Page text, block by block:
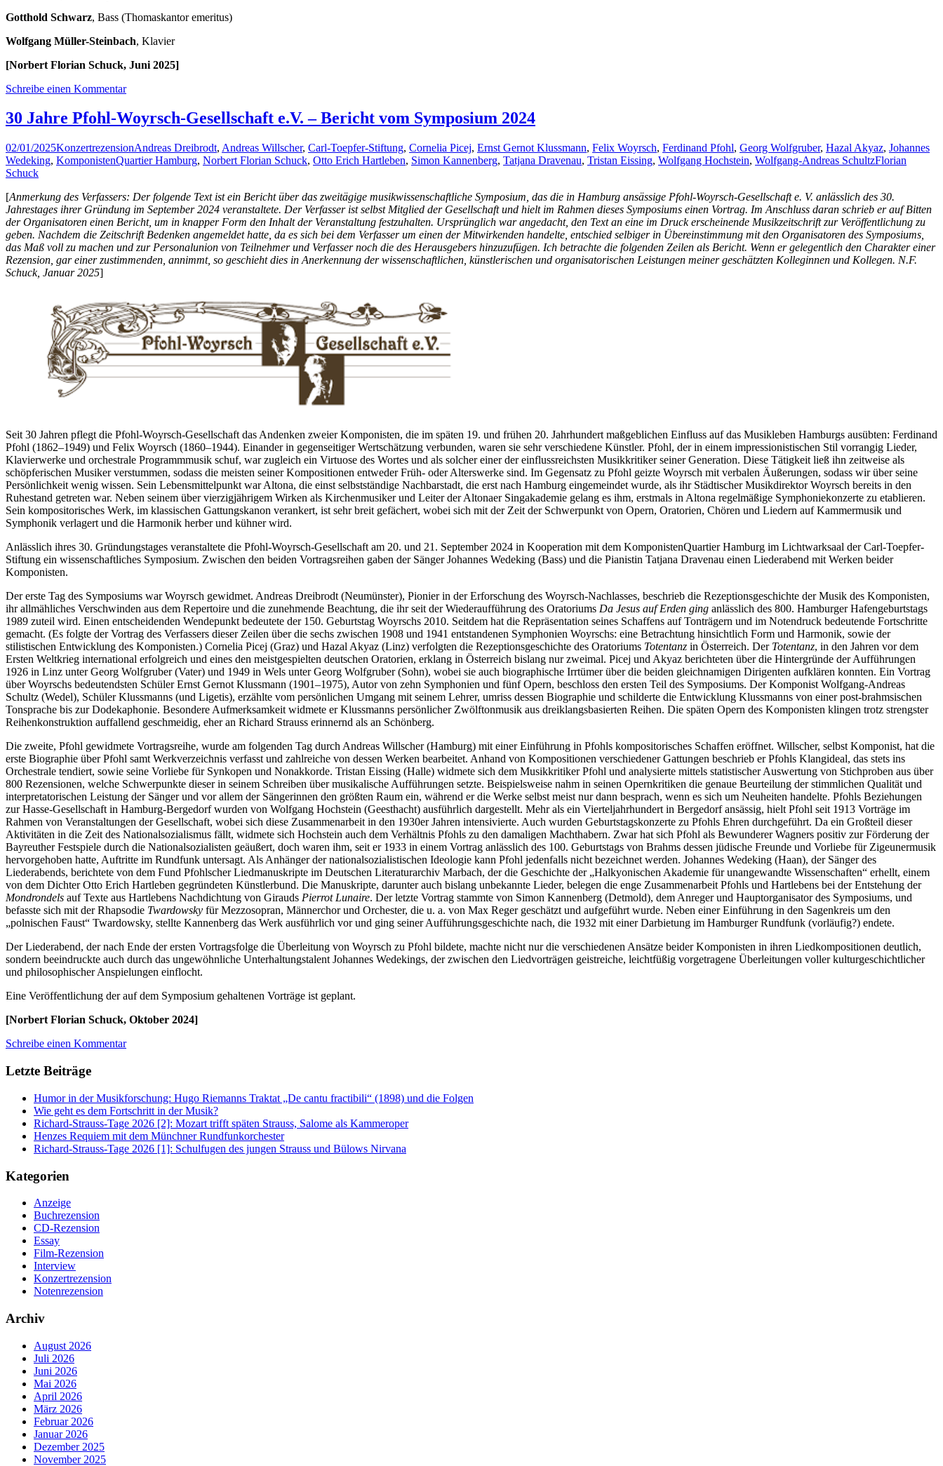
Gotthold Schwarz, Bass (Thomaskantor emeritus)
Wolfgang Müller-Steinbach, Klavier
[Norbert Florian Schuck, Juni 2025]
Schreibe einen Kommentar
30 Jahre Pfohl-Woyrsch-Gesellschaft e.V. – Bericht vom Symposium 2024
02/01/2025KonzertrezensionAndreas Dreibrodt, Andreas Willscher, Carl-Toepfer-Stiftung, Cornelia Picej, Ernst Gernot Klussmann, Felix Woyrsch, Ferdinand Pfohl, Georg Wolfgruber, Hazal Akyaz, Johannes
Wedeking, KomponistenQuartier Hamburg, Norbert Florian Schuck, Otto Erich Hartleben, Simon Kannenberg, Tatjana Dravenau, Tristan Eissing, Wolfgang Hochstein, Wolfgang-Andreas SchultzFlorian
Schuck
[Anmerkung des Verfassers: Der folgende Text ist ein Bericht über das zweitägige musikwissenschaftliche Symposium, das die in Hamburg ansässige Pfohl-Woyrsch-Gesellschaft e. V. anlässlich des 30.
Jahrestages ihrer Gründung im September 2024 veranstaltete. Der Verfasser ist selbst Mitglied der Gesellschaft und hielt im Rahmen dieses Symposiums einen Vortrag. Im Anschluss daran schrieb er auf Bitten
der Organisatoren einen Bericht, um in knapper Form den Inhalt der Veranstaltung festzuhalten. Ursprünglich war angedacht, den Text an eine im Druck erscheinende Musikzeitschrift zur Veröffentlichung zu
geben. Nachdem die Zeitschrift Bedenken angemeldet hatte, da es sich bei dem Verfasser um einen der Mitwirkenden handelte, entschied selbiger in Übereinstimmung mit den Organisatoren des Symposiums,
das Maß voll zu machen und zur Personalunion von Teilnehmer und Verfasser noch die des Herausgebers hinzuzufügen. Ich betrachte die folgenden Zeilen als Bericht. Wenn er gelegentlich den Charakter einer
Rezension, gar einer zustimmenden, annimmt, so geschieht dies in Anerkennung der wissenschaftlichen, künstlerischen und organisatorischen Leistungen meiner geschätzten Kolleginnen und Kollegen. N.F.
Schuck, Januar 2025]
Seit 30 Jahren pflegt die Pfohl-Woyrsch-Gesellschaft das Andenken zweier Komponisten, die im späten 19. und frühen 20. Jahrhundert maßgeblichen Einfluss auf das Musikleben Hamburgs ausübten: Ferdinand
Pfohl (1862–1949) und Felix Woyrsch (1860–1944). Einander in gegenseitiger Wertschätzung verbunden, waren sie sehr verschiedene Künstler. Pfohl, der in einem impressionistischen Stil vorrangig Lieder,
Klavierwerke und orchestrale Programmmusik schuf, war zugleich ein Virtuose des Wortes und als solcher einer der einflussreichsten Musikkritiker seiner Generation. Diese Tätigkeit ließ ihn zeitweise als
schöpferischen Musiker verstummen, sodass die meisten seiner Kompositionen entweder Früh- oder Alterswerke sind. Im Gegensatz zu Pfohl geizte Woyrsch mit verbalen Äußerungen, sodass wir über seine
Persönlichkeit wenig wissen. Sein Lebensmittelpunkt war Altona, die einst selbstständige Nachbarstadt, die erst nach Hamburg eingemeindet wurde, als ihr Städtischer Musikdirektor Woyrsch bereits in den
Ruhestand getreten war. Neben seinem über vierzigjährigem Wirken als Kirchenmusiker und Leiter der Altonaer Singakademie gelang es ihm, erstmals in Altona regelmäßige Symphoniekonzerte zu etablieren.
Sein kompositorisches Werk, im klassischen Gattungskanon verankert, ist sehr breit gefächert, wobei sich mit der Zeit der Schwerpunkt von Opern, Oratorien, Chören und Liedern auf Kammermusik und
Symphonik verlagert und die Harmonik herber und kühner wird.
Anlässlich ihres 30. Gründungstages veranstaltete die Pfohl-Woyrsch-Gesellschaft am 20. und 21. September 2024 in Kooperation mit dem KomponistenQuartier Hamburg im Lichtwarksaal der Carl-Toepfer-
Stiftung ein wissenschaftliches Symposium. Zwischen den beiden Vortragsreihen gaben der Sänger Johannes Wedeking (Bass) und die Pianistin Tatjana Dravenau einen Liederabend mit Werken beider
Komponisten.
Der erste Tag des Symposiums war Woyrsch gewidmet. Andreas Dreibrodt (Neumünster), Pionier in der Erforschung des Woyrsch-Nachlasses, beschrieb die Rezeptionsgeschichte der Musik des Komponisten,
ihr allmähliches Verschwinden aus dem Repertoire und die zunehmende Beachtung, die ihr seit der Wiederaufführung des Oratoriums Da Jesus auf Erden ging anlässlich des 800. Hamburger Hafengeburtstags
1989 zuteil wird. Einen entscheidenden Wendepunkt bedeutete der 150. Geburtstag Woyrschs 2010. Seitdem hat die Repräsentation seines Schaffens auf Tonträgern und im Notendruck bedeutende Fortschritte
gemacht. (Es folgte der Vortrag des Verfassers dieser Zeilen über die sechs zwischen 1908 und 1941 entstandenen Symphonien Woyrschs: eine Betrachtung hinsichtlich Form und Harmonik, sowie der
stilistischen Entwicklung des Komponisten.) Cornelia Picej (Graz) und Hazal Akyaz (Linz) verfolgten die Rezeptionsgeschichte des Oratoriums Totentanz in Österreich. Der Totentanz, in den Jahren vor dem
Ersten Weltkrieg international erfolgreich und eines den meistgespielten deutschen Oratorien, erklang in Österreich bislang nur zweimal. Picej und Akyaz berichteten über die Hintergründe der Aufführungen
1926 in Linz unter Georg Wolfgruber (Vater) und 1949 in Wels unter Georg Wolfgruber (Sohn), wobei sie auch biographische Irrtümer über die beiden gleichnamigen Dirigenten aufklären konnten. Ein Vortrag
über Woyrschs bedeutendsten Schüler Ernst Gernot Klussmann (1901–1975), Autor von zehn Symphonien und fünf Opern, beschloss den ersten Teil des Symposiums. Der Komponist Wolfgang-Andreas
Schultz (Wedel), Schüler Klussmanns (und Ligetis), erzählte vom persönlichen Umgang mit seinem Lehrer, umriss dessen Biographie und schilderte die Entwicklung Klussmanns von einer post-brahmsischen
Tonsprache bis zur Dodekaphonie. Besondere Aufmerksamkeit widmete er Klussmanns persönlicher Zwölftonmusik aus dreiklangsbasierten Reihen. Die späten Opern des Komponisten klingen trotz strengster
Reihenkonstruktion auffallend geschmeidig, eher an Richard Strauss erinnernd als an Schönberg.
Die zweite, Pfohl gewidmete Vortragsreihe, wurde am folgenden Tag durch Andreas Willscher (Hamburg) mit einer Einführung in Pfohls kompositorisches Schaffen eröffnet. Willscher, selbst Komponist, hat die
erste Biographie über Pfohl samt Werkverzeichnis verfasst und zahlreiche von dessen Werken bearbeitet. Anhand von Kompositionen verschiedener Gattungen beschrieb er Pfohls Klangideal, das stets ins
Orchestrale tendiert, sowie seine Vorliebe für Synkopen und Nonakkorde. Tristan Eissing (Halle) widmete sich dem Musikkritiker Pfohl und analysierte mittels statistischer Auswertung von Stichproben aus über
800 Rezensionen, welche Schwerpunkte dieser in seinem Schreiben über musikalische Aufführungen setzte. Beispielsweise nahm in seinen Opernkritiken die genaue Beurteilung der stimmlichen Qualität und
interpretatorischen Leistung der Sänger und vor allem der Sängerinnen den größten Raum ein, während er die Werke selbst meist nur dann besprach, wenn es sich um Neuheiten handelte. Pfohls Beziehungen
zur Hasse-Gesellschaft in Hamburg-Bergedorf wurden von Wolfgang Hochstein (Geesthacht) ausführlich dargestellt. Mehr als ein Vierteljahrhundert in Bergedorf ansässig, hielt Pfohl seit 1913 Vorträge im
Rahmen von Veranstaltungen der Gesellschaft, wobei sich diese Zusammenarbeit in den 1930er Jahren intensivierte. Auch wurden Geburtstagskonzerte zu Pfohls Ehren durchgeführt. Da ein Großteil dieser
Aktivitäten in die Zeit des Nationalsozialismus fällt, widmete sich Hochstein auch dem Verhältnis Pfohls zu den damaligen Machthabern. Zwar hat sich Pfohl als Bewunderer Wagners positiv zur Förderung der
Bayreuther Festspiele durch die Nationalsozialisten geäußert, doch waren ihm, seit er 1933 in einem Vortrag anlässlich des 100. Geburtstags von Brahms dessen jüdische Freunde und Vorliebe für Zigeunermusik
hervorgehoben hatte, Auftritte im Rundfunk untersagt. Als Anhänger der nationalsozialistischen Ideologie kann Pfohl jedenfalls nicht bezeichnet werden. Johannes Wedeking (Haan), der Sänger des
Liederabends, berichtete von dem Fund Pfohlscher Liedmanuskripte im Deutschen Literaturarchiv Marbach, der die Geschichte der „Halkyonischen Akademie für unangewandte Wissenschaften“ erhellt, einem
von dem Dichter Otto Erich Hartleben gegründeten Künstlerbund. Die Manuskripte, darunter auch bislang unbekannte Lieder, belegen die enge Zusammenarbeit Pfohls und Hartlebens bei der Entstehung der
Mondrondels auf Texte aus Hartlebens Nachdichtung von Girauds Pierrot Lunaire. Der letzte Vortrag stammte von Simon Kannenberg (Detmold), dem Anreger und Hauptorganisator des Symposiums, und
befasste sich mit der Rhapsodie Twardowsky für Mezzosopran, Männerchor und Orchester, die u. a. von Max Reger geschätzt und aufgeführt wurde. Neben einer Einführung in den Sagenkreis um den
„polnischen Faust“ Twardowsky, stellte Kannenberg das Werk ausführlich vor und ging seiner Aufführungsgeschichte nach, die 1932 mit einer Darbietung im Hamburger Rundfunk (vorläufig?) endete.
Der Liederabend, der nach Ende der ersten Vortragsfolge die Überleitung von Woyrsch zu Pfohl bildete, machte nicht nur die verschiedenen Ansätze beider Komponisten in ihren Liedkompositionen deutlich,
sondern beeindruckte auch durch das ungewöhnliche Unterhaltungstalent Johannes Wedekings, der zwischen den Liedvorträgen geistreiche, leichtfüßig vorgetragene Überleitungen voller kulturgeschichtlicher
und philosophischer Anspielungen einflocht.
Eine Veröffentlichung der auf dem Symposium gehaltenen Vorträge ist geplant.
[Norbert Florian Schuck, Oktober 2024]
Schreibe einen Kommentar
Letzte Beiträge
Humor in der Musikforschung: Hugo Riemanns Traktat „De cantu fractibili“ (1898) und die Folgen
Wie geht es dem Fortschritt in der Musik?
Richard-Strauss-Tage 2026 [2]: Mozart trifft späten Strauss, Salome als Kammeroper
Henzes Requiem mit dem Münchner Rundfunkorchester
Richard-Strauss-Tage 2026 [1]: Schulfugen des jungen Strauss und Bülows Nirvana
Kategorien
Anzeige
Buchrezension
CD-Rezension
Essay
Film-Rezension
Interview
Konzertrezension
Notenrezension
Archiv
August 2026
Juli 2026
Juni 2026
Mai 2026
April 2026
März 2026
Februar 2026
Januar 2026
Dezember 2025
November 2025